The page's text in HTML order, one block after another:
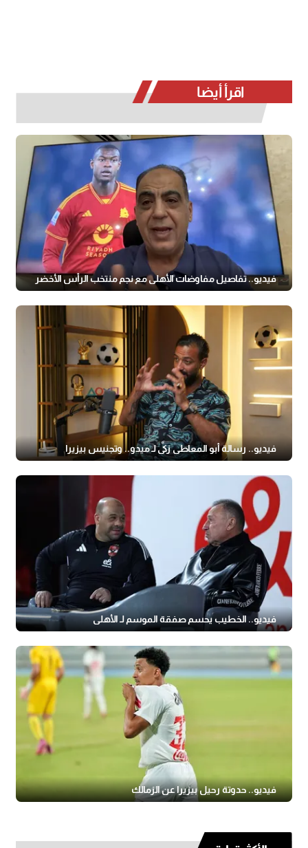
اقرأ أيضا
فيديو.. تفاصيل مفاوضات الأهلي مع نجم منتخب الرأس الأخضر
فيديو.. رسالة أبو المعاطي زكي لـ ميدو.. وتجنيس بيزيرا
فيديو.. الخطيب يحسم صفقة الموسم لـ الأهلي
فيديو.. حدوتة رحيل بيزيرا عن الزمالك